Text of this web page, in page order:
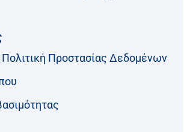
Προστασίας Δεδομένων